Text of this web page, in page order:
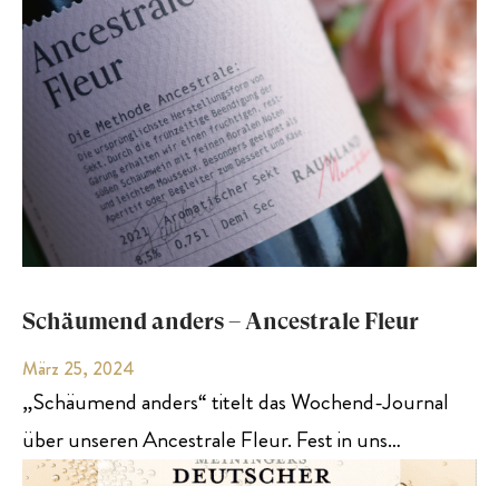
Schäumend anders – Ancestrale Fleur
März 25, 2024
„Schäumend anders“ titelt das Wochend-Journal
über unseren Ancestrale Fleur. Fest in uns…